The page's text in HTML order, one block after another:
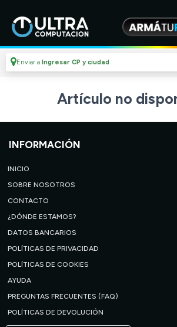
Enviar a Ingresar CP y ciudad
Artículo no
INFORMACIÓN
INICIO
SOBRE NOSOTROS
CONTACTO
¿DÓNDE ESTAMOS?
DATOS BANCARIOS
POLÍTICAS DE PRIVACIDAD
POLÍTICAS DE COOKIES
AYUDA
PREGUNTAS FRECUENTES (FAQ)
POLÍTICAS DE DEVOLUCIÓN